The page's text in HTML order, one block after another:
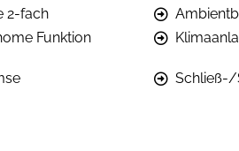
2-fach
Funktion
Schließ-/